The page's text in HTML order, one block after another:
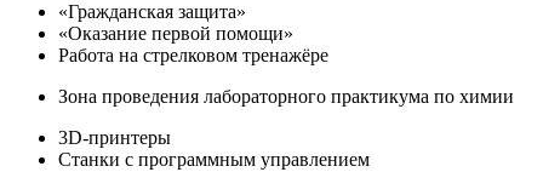
«Гражданская защита»
«Оказание первой помощи»
Работа на стрелковом тренажёре
Зона проведения лабораторного практикума по химии
3D-принтеры
Станки с программным управлением